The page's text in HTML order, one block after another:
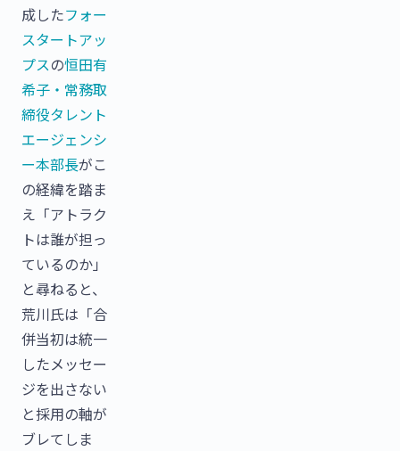
成したフォー
スタートアッ
プスの恒田有
希子・常務取
締役タレント
エージェンシ
ー本部長がこ
の経緯を踏ま
え「アトラク
トは誰が担っ
ているのか」
と尋ねると、
荒川氏は「合
併当初は統一
したメッセー
ジを出さない
と採用の軸が
ブレてしま